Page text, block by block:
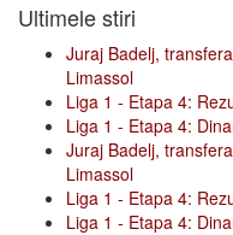
Ultimele stiri
Juraj Badelj,
Limassol
Liga 1 - Etapa 4:
Liga 1 - Etapa 4:
Juraj Badelj,
Limassol
Liga 1 - Etapa 4:
Liga 1 - Etapa 4: